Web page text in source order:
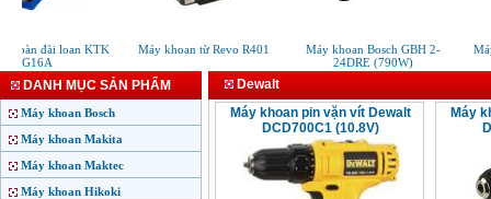
bàn đài loan KTK
LG16A
Máy khoan từ Revo R401
Máy khoan Bosch GBH 2-
24DRE (790W)
DANH MỤC SẢN PHẨM
Máy khoan Bosch
Máy khoan Makita
Máy khoan Maktec
Máy khoan Hikoki
Dewalt
Máy khoan pin vặn vít Dewalt
DCD700C1 (10.8V)
Máy